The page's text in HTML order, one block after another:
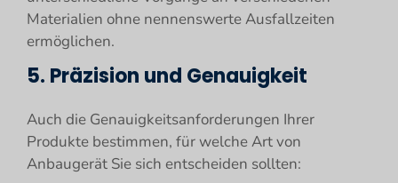
Materialien ohne nennenswerte Ausfallzeiten
ermöglichen.
5. Präzision und Genauigkeit
Auch die Genauigkeitsanforderungen Ihrer
Produkte bestimmen, für welche Art von
Anbaugerät Sie sich entscheiden sollten: